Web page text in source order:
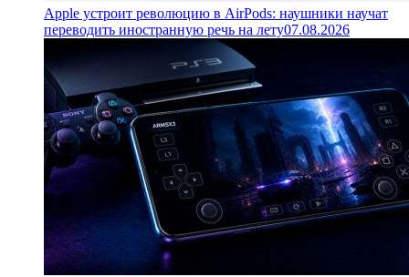
Apple устроит революцию в AirPods: наушники научат
переводить иностранную речь на лету07.08.2026